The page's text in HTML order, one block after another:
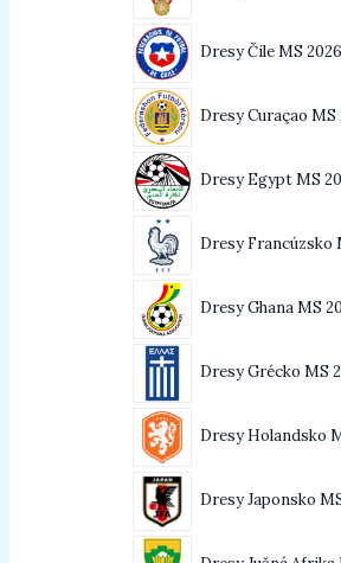
Dresy Čile MS 2026
Dresy Curaçao MS
Dresy Egypt MS
Dresy Francúzsko
Dresy Ghana MS
Dresy Grécko MS
Dresy Holandsko
Dresy Japonsko